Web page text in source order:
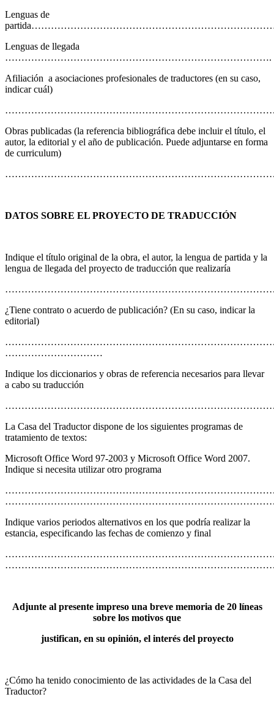
Lenguas de
Lenguas de llegada
……………………………………………………………………….
Afiliación a asociaciones profesionales de traductores (en su caso,
indicar cuál)
Obras publicadas (la referencia bibliográfica debe incluir el título, el
autor, la editorial y el año de publicación. Puede adjuntarse en forma
de curriculum)
DATOS SOBRE EL PROYECTO DE TRADUCCIÓN
Indique el título original de la obra, el autor, la lengua de partida y la
lengua de llegada del proyecto de traducción que realizaría
¿Tiene contrato o acuerdo de publicación? (En su caso, indicar la
editorial)
…………………………
Indique los diccionarios y obras de referencia necesarios para llevar
a cabo su traducción
La Casa del Traductor dispone de los siguientes programas de
tratamiento de textos:
Microsoft Office Word 97-2003 y Microsoft Office Word 2007.
Indique si necesita utilizar otro programa
Indique varios periodos alternativos en los que podría realizar la
estancia, especificando las fechas de comienzo y final
Adjunte al presente impreso una breve memoria de 20 líneas
sobre los motivos que
justifican, en su opinión, el interés del proyecto
¿Cómo ha tenido conocimiento de las actividades de la Casa del
Traductor?